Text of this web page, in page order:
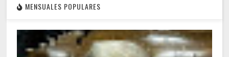
MENSUALES POPULARES